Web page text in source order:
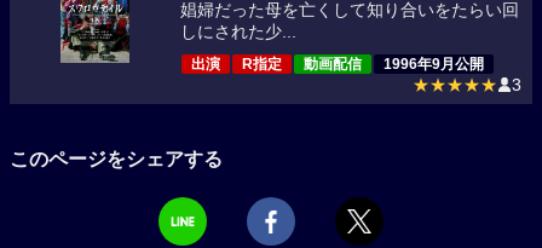
娼婦だった母を亡くして知り合いをたらい回
しにされた少...
出演 R指定 動画配信 1996年9月公開
★★★★★ 3
このページをシェアする